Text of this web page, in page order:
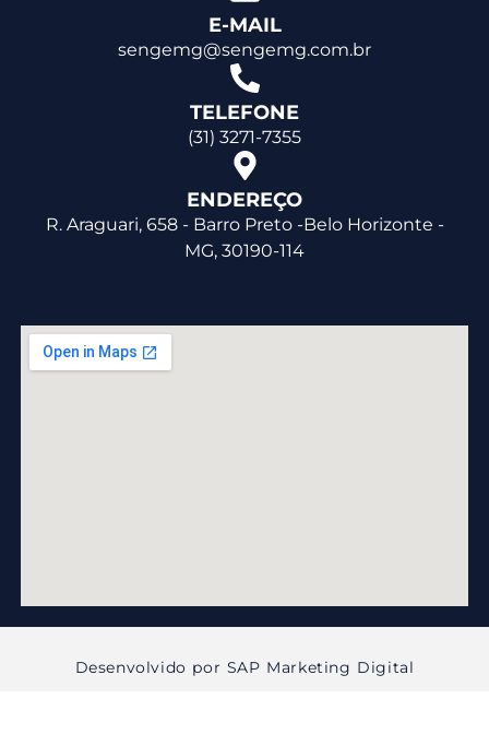
E-MAIL
sengemg@sengemg.com.br
TELEFONE
(31) 3271-7355
ENDEREÇO
R. Araguari, 658 - Barro Preto -Belo Horizonte -
MG, 30190-114
Desenvolvido por SAP Marketing Digital